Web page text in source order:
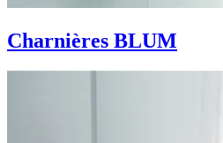
Charnières BLUM